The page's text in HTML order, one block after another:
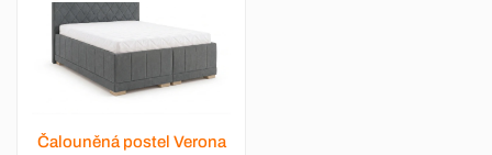
Čalouněná postel Verona